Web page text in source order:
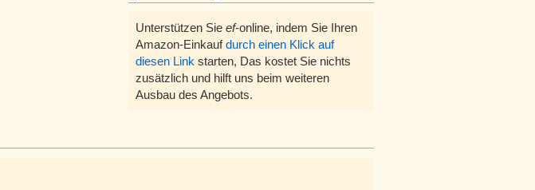
Unterstützen Sie ef-online, indem Sie Ihren
Amazon-Einkaufdurch einen Klick auf
diesen Link starten, Das kostet Sie nichts
zusätzlich und hilft uns beim weiteren
Ausbau des Angebots.